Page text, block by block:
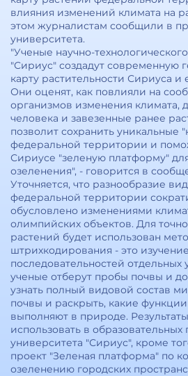
влияния изменений климата на
этом журналистам сообщили в
университета.
"Ученые научно-
"Сириус" создадут современную
карту растительности Сириуса и
Они оценят, как повлияли на
организмов изменения климата,
человека и завезенные ранее
позволит сохранить уникальные
федеральной территории и
Сириусе "зеленую платформу"
озеленения", - говорится в
Уточняется, что разнообразие
федеральной территории
обусловлено изменениями
олимпийских объектов. Для
растений будет использован
штрихкодирования - это изучение
последовательностей отдельных
ученые отберут пробы почвы и
узнать полный видовой состав
почвы и раскрыть, какие
выполняют в природе.
использовать в
университета "Сириус", кроме
проект "Зеленая платформа" по
озеленению городских